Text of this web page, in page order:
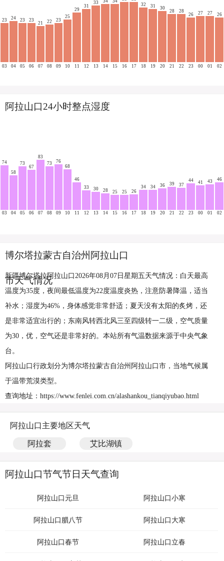
23
03
24
04
23
05
23
06
21
07
22
08
23
09
25
10
29
11
31
12
33
13
34
14
34
15 16 17
32
18
31
19
30
20
28
21
28
22
26
23
27
00
27
01
26
02
阿拉山口24小时整点湿度
74
03
58
04
73
05
67
06
83
07
73
08
76
09
68
10
46
11
33
12
30
13
28
14
25
15
25
16
26
17
34
18
34
19
36
20
39
21
37
22
44
23
41
00
43
01
46
02
博尔塔拉蒙古自治州阿拉山口
市天气情况
新疆博尔塔拉阿拉山口2026年08月07日星期五天气情况：白天最高
温度为35度，夜间最低温度为22度温度炎热，注意防暑降温，适当
补水；湿度为46%，身体感觉非常舒适；夏天没有太阳的炙烤，还
是非常适宜出行的；东南风转西北风三至四级转一二级，空气质量
为30，优，空气还是非常好的。本站所有气温数据来源于中央气象
台。
阿拉山口行政划分为博尔塔拉蒙古自治州阿拉山口市，当地气候属
于温带荒漠类型。
查询地址：https://www.fenlei.com.cn/alashankou_tianqiyubao.html
阿拉山口主要地区天气
阿拉套 艾比湖镇
阿拉山口节气节日天气查询
阿拉山口元旦 阿拉山口小寒
阿拉山口腊八节 阿拉山口大寒
阿拉山口春节 阿拉山口立春